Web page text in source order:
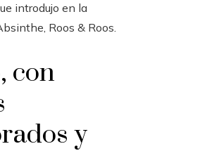
introdujo en la
Roos & Roos.
con
y